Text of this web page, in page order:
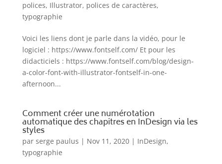
polices, Illustrator, polices de caractères,
typographie
Voici les liens dont je parle dans la vidéo, pour le
logiciel : https://www.fontself.com/ Et pour les
didacticiels : https://www.fontself.com/blog/design-
a-color-font-with-illustrator-fontself-in-one-
afternoon...
Comment créer une numérotation
automatique des chapitres en InDesign via les
styles
par serge paulus | Nov 11, 2020| InDesign,
typographie